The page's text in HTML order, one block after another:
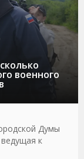
военного
Думы
к